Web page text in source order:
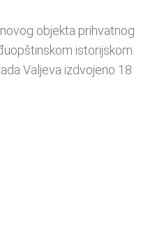
objekta prihvatnog
istorijskom
Valjeva izdvojeno 18